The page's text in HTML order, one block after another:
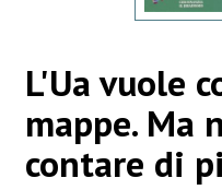
L'Ua vuole
mappe. Ma
contare di